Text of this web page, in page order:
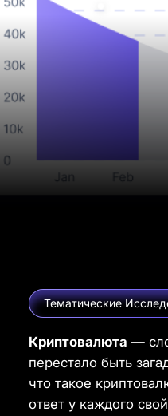
Тематические
Криптовалюта —
перестало быть
что такое
ответ у каждого